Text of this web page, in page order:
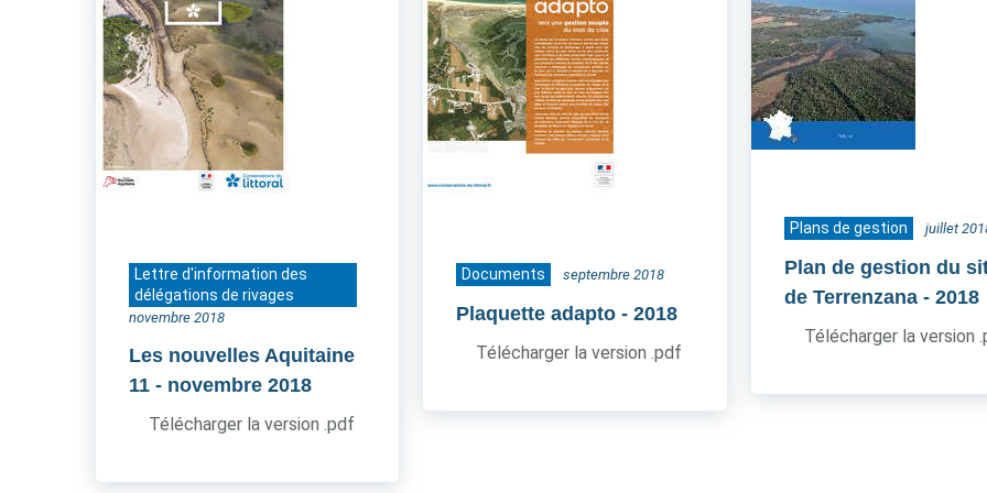
Lettre d'information des
délégations de rivages
novembre 2018
Les nouvelles Aquitaine
11 - novembre 2018
Télécharger la version .pdf
Documents septembre 2018
Plaquette adapto - 2018
Télécharger la version .pdf
Plans de gestion juillet
Plan de gestion du
de Terrenzana - 2018
Télécharger la version